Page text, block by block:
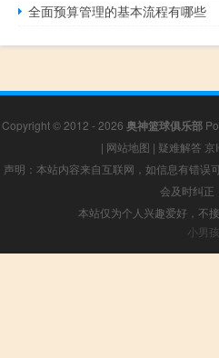
全面预算管理的基本流程有哪些
Copyright © 2012 - 2026 奥神篮球俱乐部
| 网站地图 | 疑难解答 京
声明：本站内容来自互联网，如信息有错误
会及时纠正
本站仅为个人兴趣爱好，不
小男孩